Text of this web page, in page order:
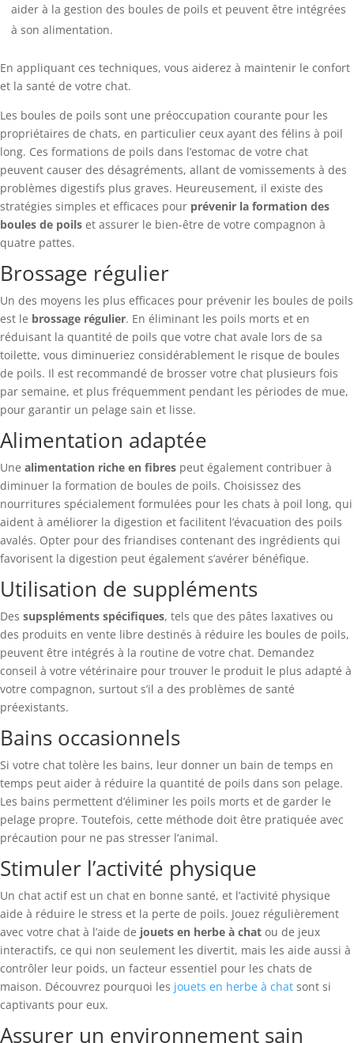
aider à la gestion des boules de poils et peuvent être intégrées
à son alimentation.
En appliquant ces techniques, vous aiderez à maintenir le confort
et la santé de votre chat.
Les boules de poils sont une préoccupation courante pour les
propriétaires de chats, en particulier ceux ayant des félins à poil
long. Ces formations de poils dans l’estomac de votre chat
peuvent causer des désagréments, allant de vomissements à des
problèmes digestifs plus graves. Heureusement, il existe des
stratégies simples et efficaces pour prévenir la formation des
boules de poils et assurer le bien-être de votre compagnon à
quatre pattes.
Brossage régulier
Un des moyens les plus efficaces pour prévenir les boules de poils
est le brossage régulier. En éliminant les poils morts et en
réduisant la quantité de poils que votre chat avale lors de sa
toilette, vous diminueriez considérablement le risque de boules
de poils. Il est recommandé de brosser votre chat plusieurs fois
par semaine, et plus fréquemment pendant les périodes de mue,
pour garantir un pelage sain et lisse.
Alimentation adaptée
Une alimentation riche en fibres peut également contribuer à
diminuer la formation de boules de poils. Choisissez des
nourritures spécialement formulées pour les chats à poil long, qui
aident à améliorer la digestion et facilitent l’évacuation des poils
avalés. Opter pour des friandises contenant des ingrédients qui
favorisent la digestion peut également s’avérer bénéfique.
Utilisation de suppléments
Des supspléments spécifiques, tels que des pâtes laxatives ou
des produits en vente libre destinés à réduire les boules de poils,
peuvent être intégrés à la routine de votre chat. Demandez
conseil à votre vétérinaire pour trouver le produit le plus adapté à
votre compagnon, surtout s’il a des problèmes de santé
préexistants.
Bains occasionnels
Si votre chat tolère les bains, leur donner un bain de temps en
temps peut aider à réduire la quantité de poils dans son pelage.
Les bains permettent d’éliminer les poils morts et de garder le
pelage propre. Toutefois, cette méthode doit être pratiquée avec
précaution pour ne pas stresser l’animal.
Stimuler l’activité physique
Un chat actif est un chat en bonne santé, et l’activité physique
aide à réduire le stress et la perte de poils. Jouez régulièrement
avec votre chat à l’aide de jouets en herbe à chat ou de jeux
interactifs, ce qui non seulement les divertit, mais les aide aussi à
contrôler leur poids, un facteur essentiel pour les chats de
maison. Découvrez pourquoi les jouets en herbe à chat sont si
captivants pour eux.
Assurer un environnement sain